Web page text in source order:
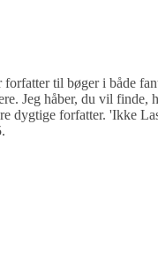
til bøger i både
Jeg håber, du vil
dygtige forfatter. 'Ikke